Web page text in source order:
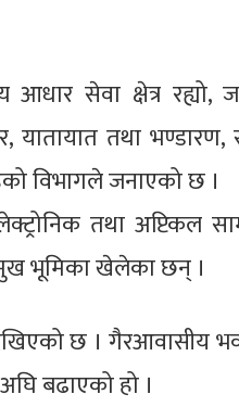
आधार सेवा क्षेत्र रह्यो,
यातायात तथा भण्डारण,
विभागले जनाएको छ ।
तथा अप्टिकल
भूमिका खेलेका छन् ।
छ । गैरआवासीय
बढाएको हो ।